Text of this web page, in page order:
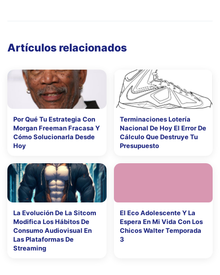
Por Qué Tu Estrategia Con
Cómo Solucionarla Desde
Hoy
Terminaciones Lotería
Cálculo Que Destruye Tu
Presupuesto
La Evolución De La Sitcom
Consumo Audiovisual En
Las Plataformas De
Streaming
Chicos Walter Temporada
3